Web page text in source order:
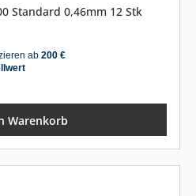
Standard 0,46mm 12 Stk
Warenkorb